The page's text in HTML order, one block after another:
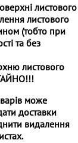
листового
листового
(тобто при
та без
листового
!!!
може
доставки
видалення